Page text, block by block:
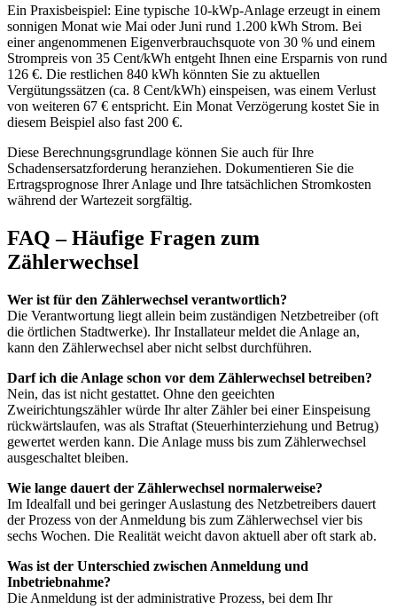
Ein Praxisbeispiel: Eine typische 10-kWp-Anlage erzeugt in einem
sonnigen Monat wie Mai oder Juni rund 1.200 kWh Strom. Bei
einer angenommenen Eigenverbrauchsquote von 30 % und einem
Strompreis von 35 Cent/kWh entgeht Ihnen eine Ersparnis von rund
126 €. Die restlichen 840 kWh könnten Sie zu aktuellen
Vergütungssätzen (ca. 8 Cent/kWh) einspeisen, was einem Verlust
von weiteren 67 € entspricht. Ein Monat Verzögerung kostet Sie in
diesem Beispiel also fast 200 €.
Diese Berechnungsgrundlage können Sie auch für Ihre
Schadensersatzforderung heranziehen. Dokumentieren Sie die
Ertragsprognose Ihrer Anlage und Ihre tatsächlichen Stromkosten
während der Wartezeit sorgfältig.
FAQ – Häufige Fragen zum
Zählerwechsel
Wer ist für den Zählerwechsel verantwortlich?
Die Verantwortung liegt allein beim zuständigen Netzbetreiber (oft
die örtlichen Stadtwerke). Ihr Installateur meldet die Anlage an,
kann den Zählerwechsel aber nicht selbst durchführen.
Darf ich die Anlage schon vor dem Zählerwechsel betreiben?
Nein, das ist nicht gestattet. Ohne den geeichten
Zweirichtungszähler würde Ihr alter Zähler bei einer Einspeisung
rückwärtslaufen, was als Straftat (Steuerhinterziehung und Betrug)
gewertet werden kann. Die Anlage muss bis zum Zählerwechsel
ausgeschaltet bleiben.
Wie lange dauert der Zählerwechsel normalerweise?
Im Idealfall und bei geringer Auslastung des Netzbetreibers dauert
der Prozess von der Anmeldung bis zum Zählerwechsel vier bis
sechs Wochen. Die Realität weicht davon aktuell aber oft stark ab.
Was ist der Unterschied zwischen Anmeldung und
Inbetriebnahme?
Die Anmeldung ist der administrative Prozess, bei dem Ihr